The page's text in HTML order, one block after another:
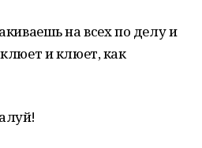
на всех по делу и
и клюет, как